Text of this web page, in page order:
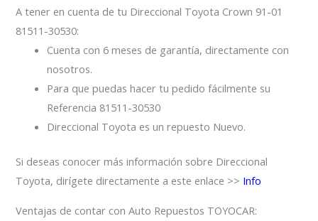
A tener en cuenta de tu Direccional Toyota Crown 91-01
81511-30530:
Cuenta con 6 meses de garantía, directamente con
nosotros.
Para que puedas hacer tu pedido fácilmente su
Referencia 81511-30530
Direccional Toyota es un repuesto Nuevo.
Si deseas conocer más información sobre Direccional
Toyota, dirígete directamente a este enlace >> Info
Ventajas de contar con Auto Repuestos TOYOCAR: